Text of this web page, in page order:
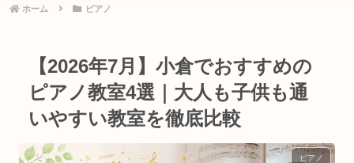
ホーム ピアノ
【2026年7月】小倉でおすすめの
ピアノ教室4選｜大人も子供も通
いやすい教室を徹底比較
ピアノ